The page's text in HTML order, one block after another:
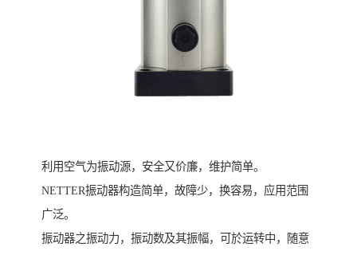
利用空气为振动源，安全又价廉，维护简单。
NETTER振动器构造简单，故障少，换容易，应用范围
广泛。
振动器之振动力，振动数及其振幅，可於运转中，随意